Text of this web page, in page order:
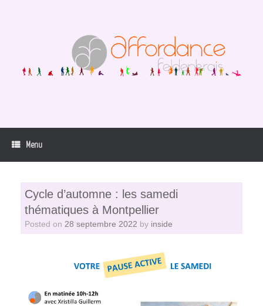
Menu
Cycle d’automne : les samedi
thématiques à Montpellier
Posted on 28 septembre 2022 by inside